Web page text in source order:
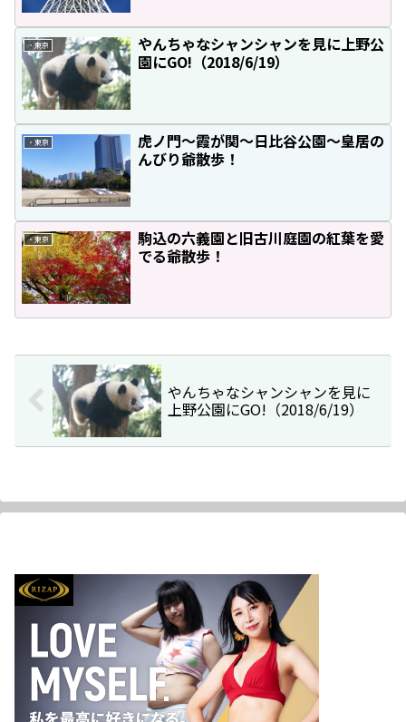
・東京
やんちゃなシャンシャンを見に上野公
園にGO!（2018/6/19）
・東京
虎ノ門～霞が関～日比谷公園～皇居の
んびり爺散歩！
・東京
駒込の六義園と旧古川庭園の紅葉を愛
でる爺散歩！
やんちゃなシャンシャンを見に
上野公園にGO!（2018/6/19）